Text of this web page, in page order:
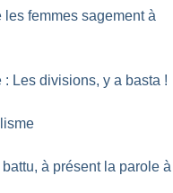
femmes sagement à
Les divisions, y a basta !
à présent la parole à